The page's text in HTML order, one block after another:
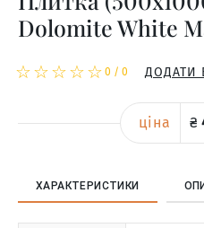
Dolomite White
☆
★☆
★☆
★☆
★☆
★ 0 / 0 ДОДАТИ
ціна ₴
ХАРАКТЕРИСТИКИ